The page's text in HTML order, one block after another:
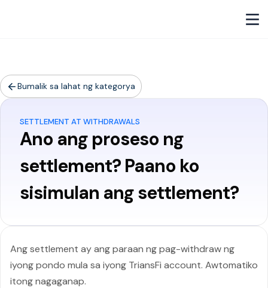
Bumalik sa lahat ng kategorya
SETTLEMENT AT WITHDRAWALS
Ano ang proseso ng
settlement? Paano ko
sisimulan ang settlement?
Ang settlement ay ang paraan ng pag-withdraw ng
iyong pondo mula sa iyong TriansFi account. Awtomatiko
itong nagaganap.